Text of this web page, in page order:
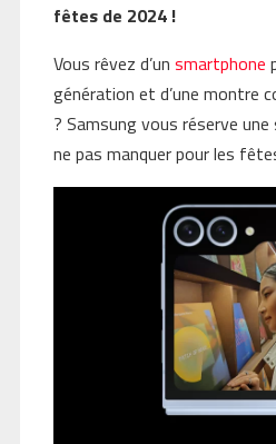
fêtes de 2024 !
Vous rêvez d’un smartphone
génération et d’une montre
? Samsung vous réserve
ne pas manquer pour les